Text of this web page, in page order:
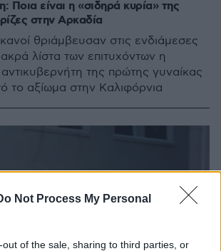
Not Process My Personal
out of the sale, sharing to third parties, or
Ποια είναι η «σιδηρά κυρία» της
στην Αρκαδία
θριάμβευσαν στις ενδιάμεσες
λίστα των επιτυχόντων η
της πρώτης γυναίκας
το αξίωμα στην Καλιφόρνια